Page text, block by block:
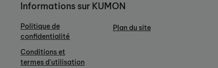
Informations sur KUMON
Politique de
confidentialité
Conditions et
termes d'utilisation
Plan du site